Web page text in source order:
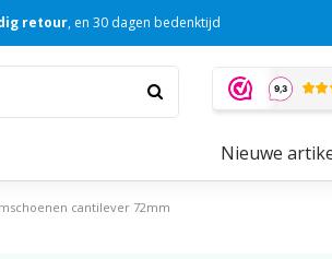
retour, en 30 dagen bedenktijd
Nieuwe
cantilever 72mm